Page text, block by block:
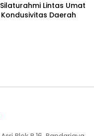
Lintas Umat
Daerah